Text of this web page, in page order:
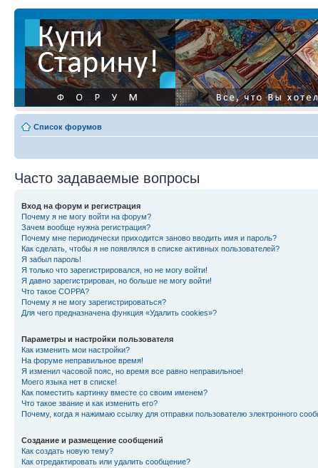
Список форумов
Часто задаваемые вопросы
Вход на форум и регистрация
Почему я не могу войти на форум?
Зачем вообще нужна регистрация?
Почему мне периодически приходится заново вводить имя и пароль?
Как сделать, чтобы я не появлялся в списке активных пользователей?
Я забыл пароль!
Я только что зарегистрировался, но не могу войти!
Я давно зарегистрирован, но больше не могу войти!
Что такое COPPA?
Почему я не могу зарегистрироваться?
Для чего предназначена функция «Удалить cookies»?
Параметры и настройки пользователя
Как изменить мои настройки?
На форуме неправильное время!
Я изменил часовой пояс, но время все равно неправильное!
Моего языка нет в списке!
Как поместить картинку вместе со своим именем?
Что такое звание и как изменить его?
Почему, когда я нажимаю ссылку для отправки пользователю электронного
Создание и размещение сообщений
Как создать новую тему?
Как отредактировать или удалить сообщение?